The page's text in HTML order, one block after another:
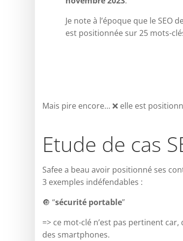
Je note à l’époque que le SEO
est positionnée sur 25 mots-
Mais pire encore… ❌ elle est
Etude de cas
Safee a beau avoir positionné ses
3 exemples indéfendables :
🔘 “sécurité portable”
=> ce mot-clé n’est pas pertinent
des smartphones.